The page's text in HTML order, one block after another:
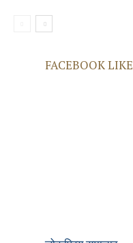
FACEBOOK LIKE